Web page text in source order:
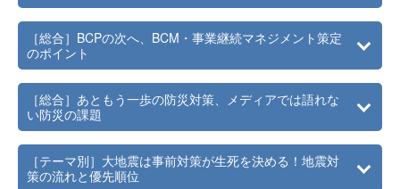
［総合］BCPの次へ、BCM・事業継続マネジメント策定
のポイント
［総合］あともう一歩の防災対策、メディアでは語れな
い防災の課題
［テーマ別］大地震は事前対策が生死を決める！地震対
策の流れと優先順位